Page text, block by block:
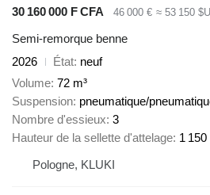
30 160 000 F CFA 46 000 € ≈ 53 150
Semi-remorque benne
2026
État neuf
Volume 72 m³
Suspension pneumatique/
Nombre d'essieux 3
Hauteur de la sellette d'attelage 1
Pologne, KLUKI